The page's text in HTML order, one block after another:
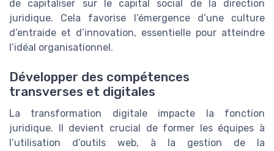
de capitaliser sur le capital social de la direction
juridique. Cela favorise l’émergence d’une culture
d’entraide et d’innovation, essentielle pour atteindre
l’idéal organisationnel.
Développer des compétences
transverses et digitales
La transformation digitale impacte la fonction
juridique. Il devient crucial de former les équipes à
l’utilisation d’outils web, à la gestion de la